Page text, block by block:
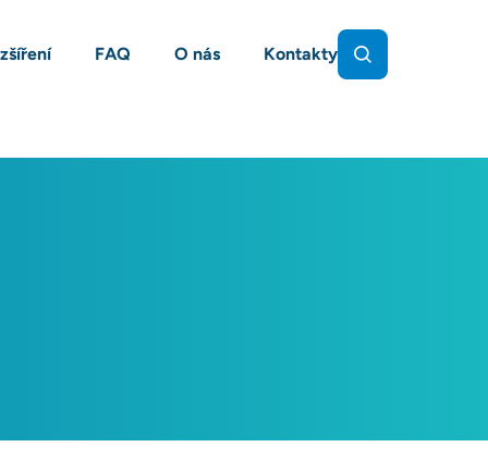
FAQ O nás Kontakty